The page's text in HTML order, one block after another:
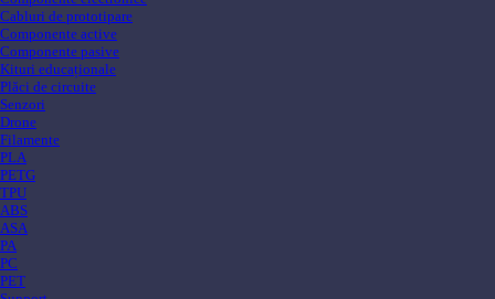
Cabluri de prototipare
Componente active
Componente pasive
Kituri educaționale
Plăci de circuite
Senzori
Drone
Filamente
PLA
PETG
TPU
ABS
ASA
PA
PC
PET